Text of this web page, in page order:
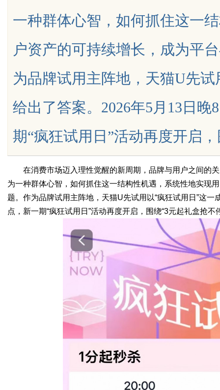
一种群体心智，如何抓住这一
户资产的可持续增长，成为平
为品牌试用主阵地，天猫U先
给出了答案。2026年5月13日晚
期“疯狂试用日”活动再度开启
在消费市场迈入理性觉醒的新周期，品牌与用户之间的
为一种群体心智，如何抓住这一结构性机遇，系统性地实现
题。作为品牌试用主阵地，天猫U先试用以“疯狂试用日”这
点，新一期“疯狂试用日”活动再度开启，围绕“3元起礼盒抢